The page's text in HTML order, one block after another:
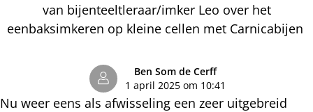
van bijenteeltleraar/imker Leo over het
eenbaksimkeren op kleine cellen met Carnicabijen
Ben Som de Cerff
1 april 2025 om 10:41
Nu weer eens als afwisseling een zeer uitgebreid